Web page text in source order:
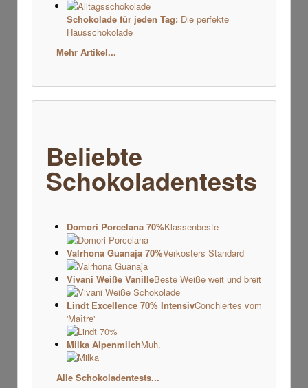
Schokolade für jeden Tag:Die perfekte
Hausschokolade
Mehr Artikel...
Beliebte
Schokoladentests
Domori Porcelana 70%Klassenbeste
Valrhona Guanaja 70%Verkosters Standard
Vivani Weiße VanilleBeste Weiße weit und breit
Lindt Excellence 70% IntensivConchiertes vom
'Maître'
Milka AlpenmilchMuh.
Alle Schokoladentests...